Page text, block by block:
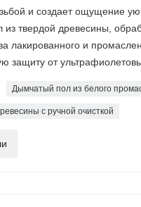
и создает ощущение
твердой древесины,
лакированного и
защиту от
Дымчатый пол из белого
с ручной очисткой